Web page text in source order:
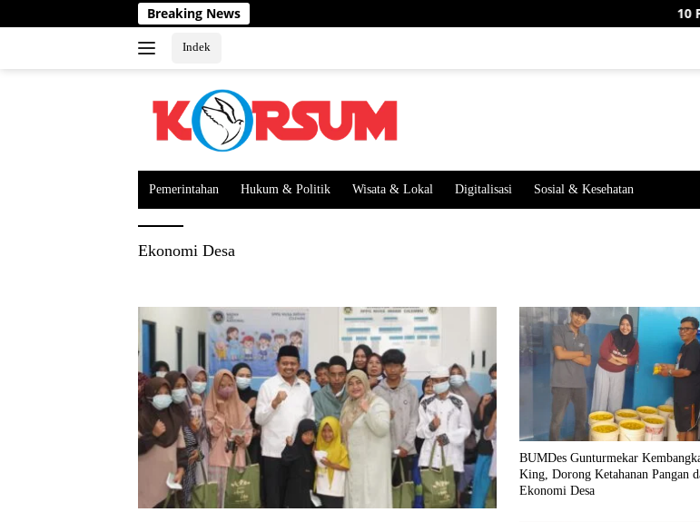
ke
Breaking News 10
Indek
Pemerintahan Hukum & Politik Wisata & Lokal Digitalisasi Sosial & Kesehatan
Ekonomi Desa
BUMDes Gunturmekar
King, Dorong Ketahanan Pangan
Ekonomi Desa